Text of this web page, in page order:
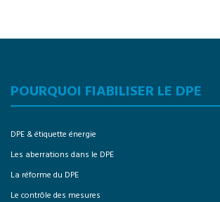
POURQUOI FIABILISER LE DPE
DPE & étiquette énergie
Les aberrations dans le DPE
La réforme du DPE
Le contrôle des mesures